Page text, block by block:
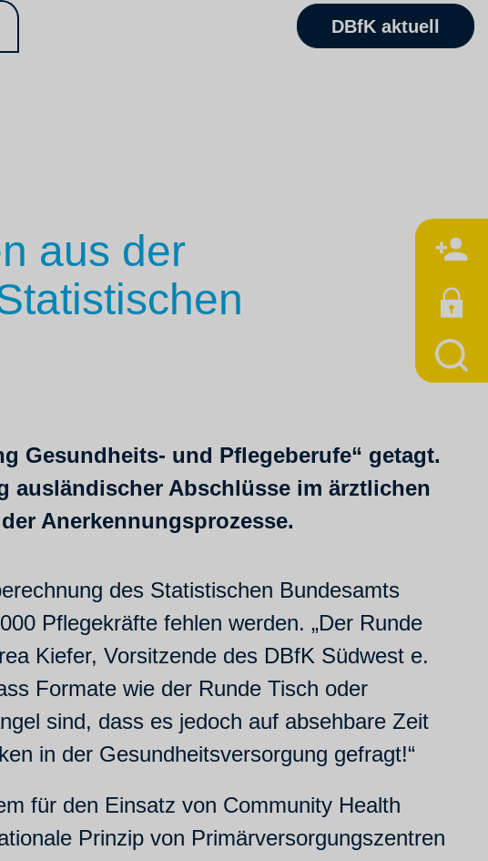
DBfK aktuell
aus der
Gesundheits- und Pflegeberufe“ getagt.
ausländischer Abschlüsse im ärztlichen
Anerkennungsprozesse.
des Statistischen Bundesamts
Pflegekräfte fehlen werden. „Der Runde
Kiefer, Vorsitzende des DBfK Südwest e.
Formate wie der Runde Tisch oder
sind, dass es jedoch auf absehbare Zeit
in der Gesundheitsversorgung gefragt!“
für den Einsatz von Community Health
Prinzip von Primärversorgungszentren